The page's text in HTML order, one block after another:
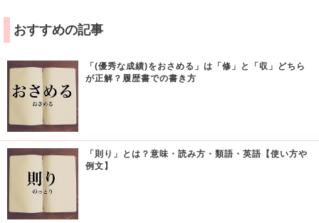
おすすめの記事
「(優秀な成績)をおさめる」は「修」と「収」どちら
が正解？履歴書での書き方
「則り」とは？意味・読み方・類語・英語【使い方や
例文】